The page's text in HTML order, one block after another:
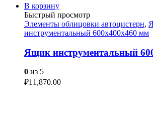
В корзину
Быстрый просмотр
Элементы облицовки автоцистерн,
инструментальный 600х400х460 мм
Ящик инструментальный
0 из 5
₽11,870.00